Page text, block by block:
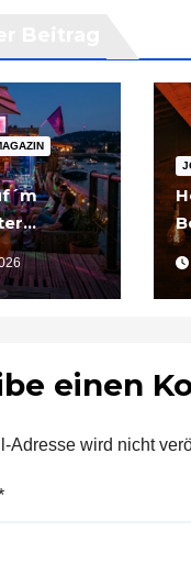
„Tier
einen
Adresse wird nicht